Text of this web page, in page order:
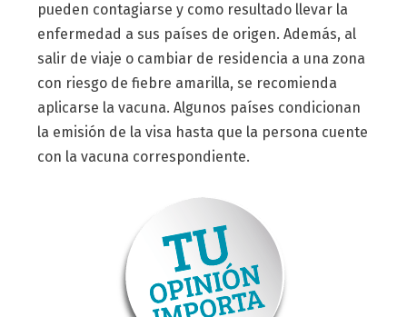
pueden contagiarse y como resultado llevar la
enfermedad a sus países de origen. Además, al
salir de viaje o cambiar de residencia a una zona
con riesgo de fiebre amarilla, se recomienda
aplicarse la vacuna. Algunos países condicionan
la emisión de la visa hasta que la persona cuente
con la vacuna correspondiente.